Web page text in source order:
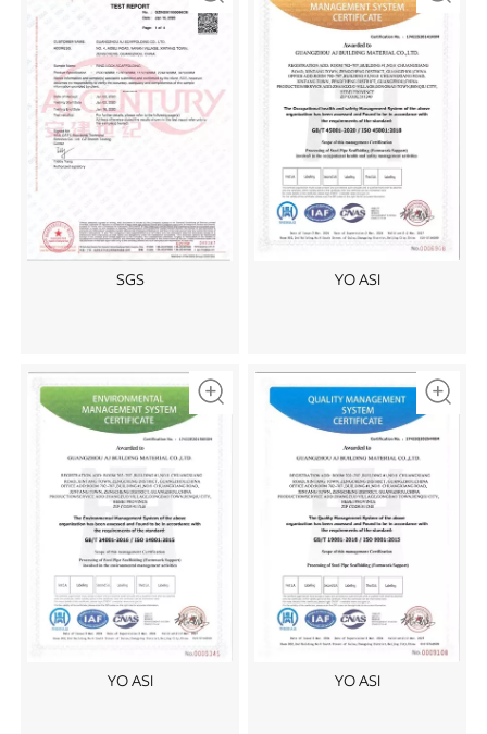
SGS YO ASI
YO ASI YO ASI